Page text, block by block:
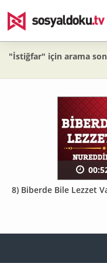
"İstiğfar" için arama
8) Biberde Bile Lezzet